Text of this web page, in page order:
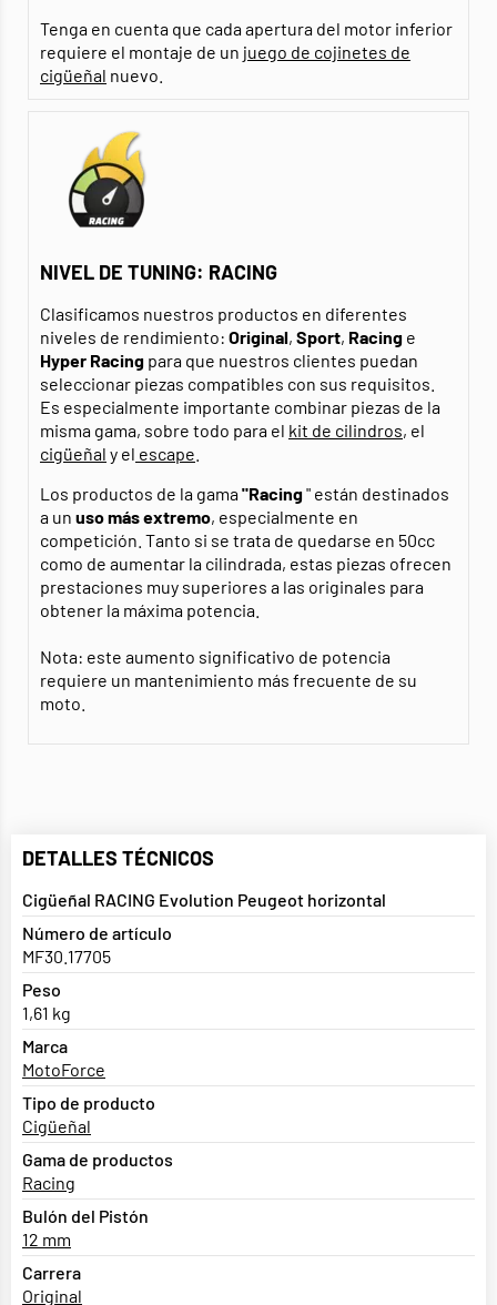
Tenga en cuenta que cada apertura del motor inferior
requiere el montaje de un juego de cojinetes de
cigüeñal nuevo.
NIVEL DE TUNING: RACING
Clasificamos nuestros productos en diferentes
niveles de rendimiento: Original, Sport, Racing e
Hyper Racing para que nuestros clientes puedan
seleccionar piezas compatibles con sus requisitos.
Es especialmente importante combinar piezas de la
misma gama, sobre todo para el kit de cilindros, el
cigüeñal y el escape
Los productos de la gama"Racing" están destinados
a un uso más extremo, especialmente en
competición. Tanto si se trata de quedarse en 50cc
como de aumentar la cilindrada, estas piezas ofrecen
prestaciones muy superiores a las originales para
obtener la máxima potencia.
Nota: este aumento significativo de potencia
requiere un mantenimiento más frecuente de su
moto.
DETALLES TÉCNICOS
Cigüeñal RACING Evolution Peugeot horizontal
Número de artículo
MF30.17705
Peso
1,61 kg
Marca
MotoForce
Tipo de producto
Cigüeñal
Gama de productos
Racing
Bulón del Pistón
12 mm
Carrera
Original